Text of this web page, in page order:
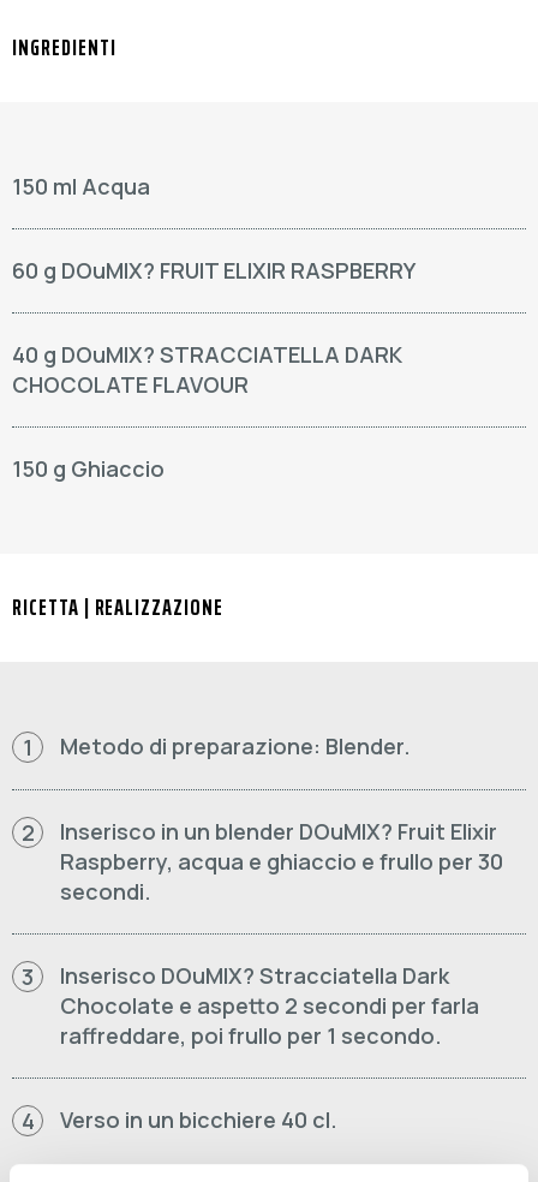
INGREDIENTI
150 ml Acqua
60 g DOuMIX? FRUIT ELIXIR RASPBERRY
40 g DOuMIX? STRACCIATELLA DARK
CHOCOLATE FLAVOUR
150 g Ghiaccio
RICETTA | REALIZZAZIONE
1 Metodo di preparazione: Blender.
2
Inserisco in un blender DOuMIX? Fruit Elixir
Raspberry, acqua e ghiaccio e frullo per 30
secondi.
3
Inserisco DOuMIX? Stracciatella Dark
Chocolate e aspetto 2 secondi per farla
raffreddare, poi frullo per 1 secondo.
4 Verso in un bicchiere 40 cl.